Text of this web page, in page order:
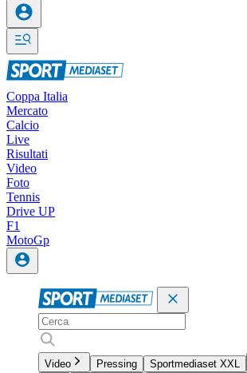
Coppa Italia
Mercato
Calcio
Live
Risultati
Video
Foto
Tennis
Drive UP
F1
MotoGp
Video Pressing Sportmediaset XXL